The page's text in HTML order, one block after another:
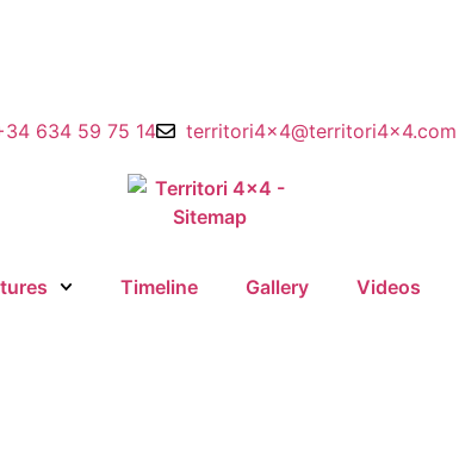
634 59 75 14 territori4x4@territori4x4.com
Timeline Gallery Videos